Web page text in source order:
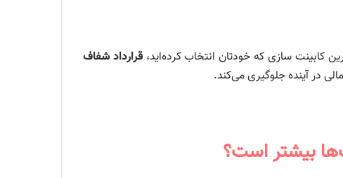
کابینت سازی که خودتان انتخاب کرده‌اید،قرارداد شفاف
در آینده جلوگیری می‌کند.
بیشتر است؟